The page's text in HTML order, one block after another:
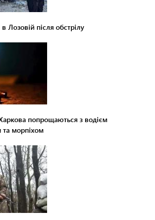
Лозовій після обстрілу
попрощаються з водієм
та морпіхом